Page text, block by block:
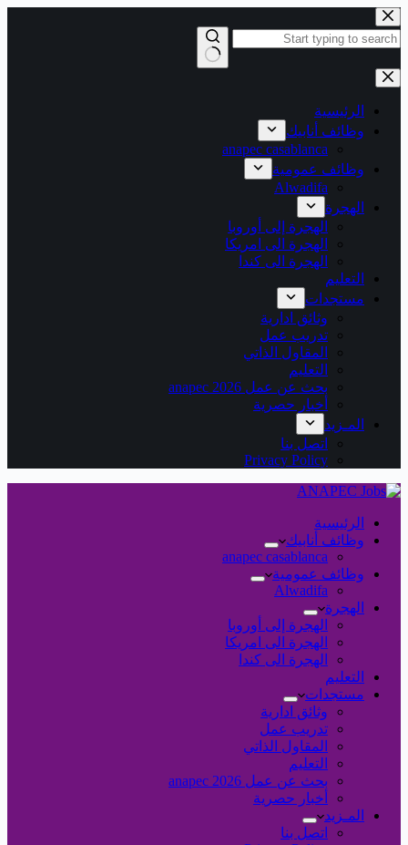
التجاوز
إلى
المحتوى
نتائج
الرئيسية
وظائف أنابيك
anapec casablanca
وظائف عمومية
Alwadifa
الهجرة
الهجرة إلى أوروبا
الهجرة الى امريكا
الهجرة الى كندا
التعليم
مستجدات
وثائق ادارية
تدريب عمل
المقاول الذاتي
التعليم
بحث عن عمل 2026 anapec
أخبار حصرية
المـزيد
اتصل بنا
Privacy Policy
الرئيسية
وظائف أنابيك
anapec casablanca
وظائف عمومية
Alwadifa
الهجرة
الهجرة إلى أوروبا
الهجرة الى امريكا
الهجرة الى كندا
التعليم
مستجدات
وثائق ادارية
تدريب عمل
المقاول الذاتي
التعليم
بحث عن عمل 2026 anapec
أخبار حصرية
المـزيد
اتصل بنا